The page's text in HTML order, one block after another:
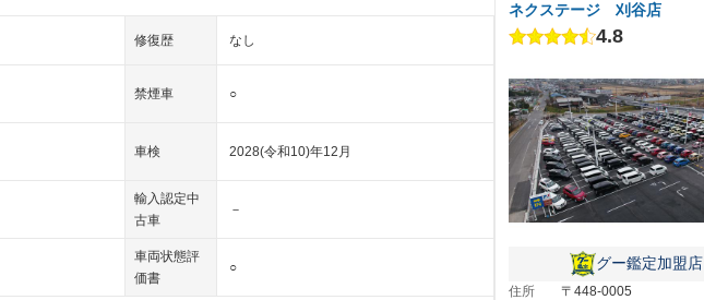
修復歴 なし
禁煙車 ○
車検 2028(令和10)年12月
輸入認定中
古車
－
車両状態評
価書
○
ネクステージ 刈谷店
4.8
グー鑑定加盟店
住所
〒448-0005